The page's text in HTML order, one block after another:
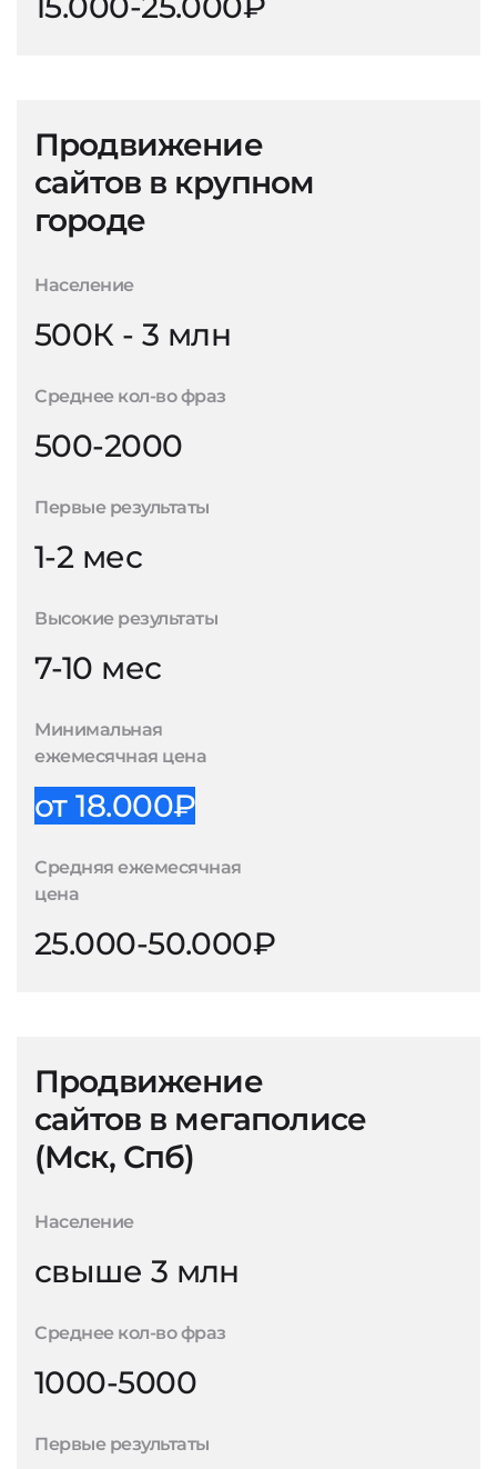
Продвижение
сайтов в крупном
городе
Население
500К - 3 млн
Среднее кол-во фраз
500-2000
Первые результаты
1-2 мес
Высокие результаты
7-10 мес
Минимальная
ежемесячная цена
от 18.000₽
Средняя ежемесячная
цена
25.000-50.000₽
Продвижение
сайтов в мегаполисе
(Мск, Спб)
Население
свыше 3 млн
Среднее кол-во фраз
1000-5000
Первые результаты